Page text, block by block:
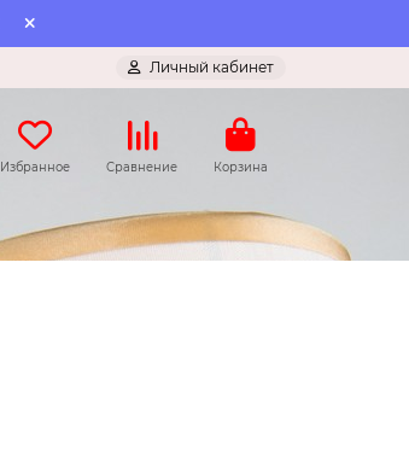
Личный кабинет
Избранное Сравнение Корзина